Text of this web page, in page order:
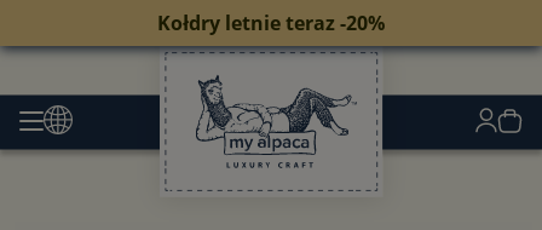
Kołdry letnie teraz -20%